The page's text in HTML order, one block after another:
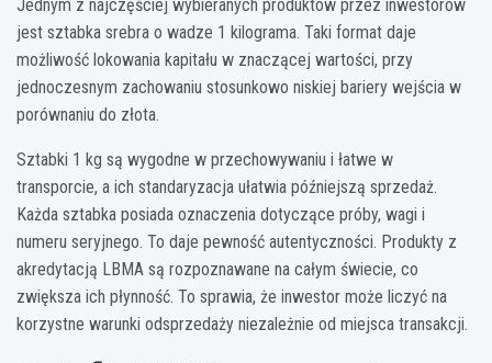
Jednym z najczęściej wybieranych produktów przez inwestorów
jest sztabka srebra o wadze 1 kilograma. Taki format daje
możliwość lokowania kapitału w znaczącej wartości, przy
jednoczesnym zachowaniu stosunkowo niskiej bariery wejścia w
porównaniu do złota.
Sztabki 1 kg są wygodne w przechowywaniu i łatwe w
transporcie, a ich standaryzacja ułatwia późniejszą sprzedaż.
Każda sztabka posiada oznaczenia dotyczące próby, wagi i
numeru seryjnego. To daje pewność autentyczności. Produkty z
akredytacją LBMA są rozpoznawane na całym świecie, co
zwiększa ich płynność. To sprawia, że inwestor może liczyć na
korzystne warunki odsprzedaży niezależnie od miejsca transakcji.